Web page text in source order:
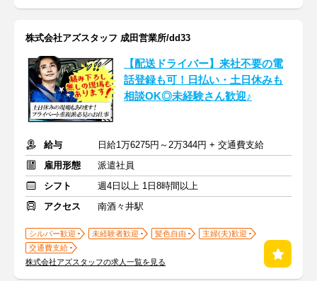
株式会社アズスタッフ 成田営業所/dd33
【配送ドライバー】来社不要の電
話登録も可！日払い・土日休みも
相談OK◎未経験さん歓迎♪
給与
日給1万6275円～2万344円 + 交通費支給
雇用形態
派遣社員
シフト
週4日以上 1日8時間以上
アクセス
南酒々井駅
シルバー歓迎 未経験者歓迎 髪色自由
主婦(夫)歓迎
交通費支給
株式会社アズスタッフの求人一覧を見る